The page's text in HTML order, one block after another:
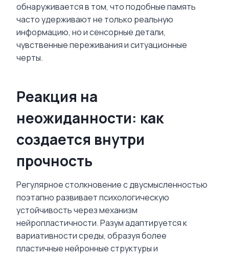
обнаруживается в том, что подобные память
часто удерживают не только реальную
информацию, но и сенсорные детали,
чувственные переживания и ситуационные
черты.
Реакция на
неожиданности: как
создается внутри
прочность
Регулярное столкновение с двусмысленностью
поэтапно развивает психологическую
устойчивость через механизм
нейропластичности. Разум адаптируется к
вариативности среды, образуя более
пластичные нейронные структуры и